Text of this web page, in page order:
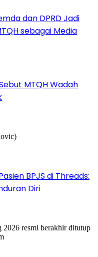
dan DPRD Jadi
sebagai Media
MTQH Wadah
BPJS di Threads:
Diri